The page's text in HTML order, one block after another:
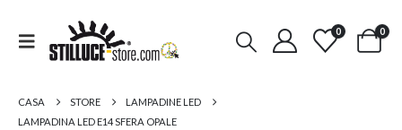
0 0
CASA STORE
LAMPADINE LED
LAMPADINA LED E14 SFERA OPALE